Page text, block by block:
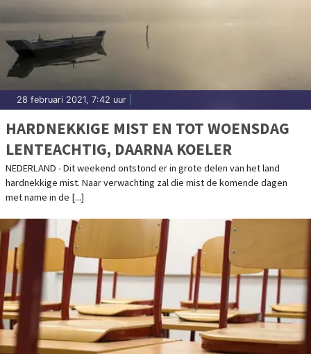
28 februari 2021, 7:42 uur
HARDNEKKIGE MIST EN TOT WOENSDAG
LENTEACHTIG, DAARNA KOELER
NEDERLAND - Dit weekend ontstond er in grote delen van het land
hardnekkige mist. Naar verwachting zal die mist de komende dagen
met name in de [...]